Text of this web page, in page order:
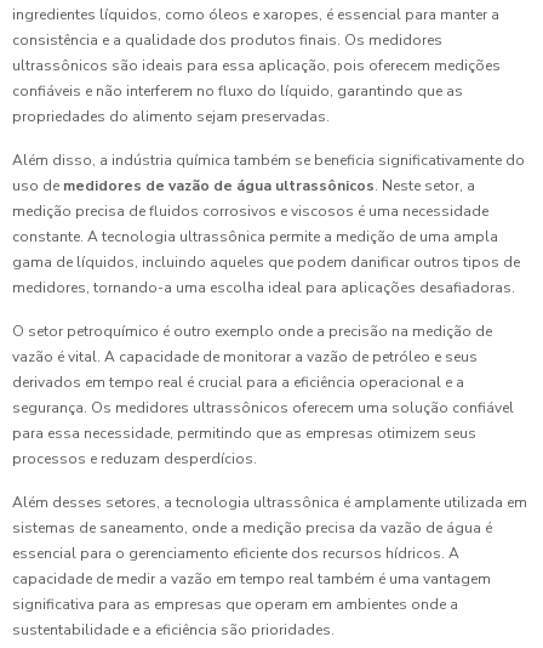
ingredientes líquidos, como óleos e xaropes, é essencial para manter a
consistência e a qualidade dos produtos finais. Os medidores
ultrassônicos são ideais para essa aplicação, pois oferecem medições
confiáveis e não interferem no fluxo do líquido, garantindo que as
propriedades do alimento sejam preservadas.
Além disso, a indústria química também se beneficia significativamente do
uso de medidores de vazão de água ultrassônicos. Neste setor, a
medição precisa de fluidos corrosivos e viscosos é uma necessidade
constante. A tecnologia ultrassônica permite a medição de uma ampla
gama de líquidos, incluindo aqueles que podem danificar outros tipos de
medidores, tornando-a uma escolha ideal para aplicações desafiadoras.
O setor petroquímico é outro exemplo onde a precisão na medição de
vazão é vital. A capacidade de monitorar a vazão de petróleo e seus
derivados em tempo real é crucial para a eficiência operacional e a
segurança. Os medidores ultrassônicos oferecem uma solução confiável
para essa necessidade, permitindo que as empresas otimizem seus
processos e reduzam desperdícios.
Além desses setores, a tecnologia ultrassônica é amplamente utilizada em
sistemas de saneamento, onde a medição precisa da vazão de água é
essencial para o gerenciamento eficiente dos recursos hídricos. A
capacidade de medir a vazão em tempo real também é uma vantagem
significativa para as empresas que operam em ambientes onde a
sustentabilidade e a eficiência são prioridades.